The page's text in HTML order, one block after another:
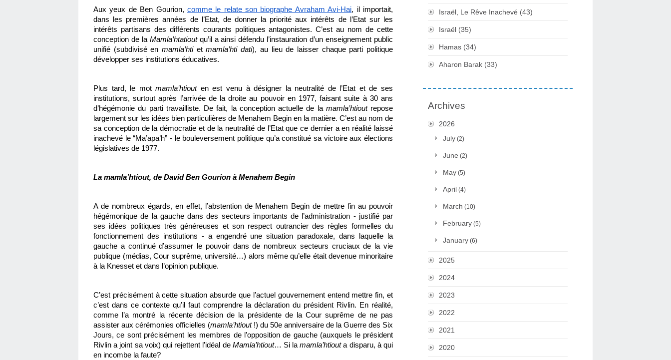
Aux yeux de Ben Gourion, comme le relate son biographe Avraham Avi-Hai, il importait,
dans les premières années de l’Etat, de donner la priorité aux intérêts de l’Etat sur les
intérêts partisans des différents courants politiques antagonistes. C’est au nom de cette
conception de la Mamla’htatiout qu’il a ainsi défendu l’instauration d’un enseignement public
unifié (subdivisé en mamla’hti et mamla’hti dati), au lieu de laisser chaque parti politique
développer ses institutions éducatives.
Plus tard, le mot mamla’htiout en est venu à désigner la neutralité de l’Etat et de ses
institutions, surtout après l’arrivée de la droite au pouvoir en 1977, faisant suite à 30 ans
d’hégémonie du parti travailliste. De fait, la conception actuelle de la mamla’htiout repose
largement sur les idées bien particulières de Menahem Begin en la matière. C’est au nom de
sa conception de la démocratie et de la neutralité de l’Etat que ce dernier a en réalité laissé
inachevé le “Ma’apa’h” - le bouleversement politique qu’a constitué sa victoire aux élections
législatives de 1977.
La mamla’htiout, de David Ben Gourion à Menahem Begin
A de nombreux égards, en effet, l’abstention de Menahem Begin de mettre fin au pouvoir
hégémonique de la gauche dans des secteurs importants de l’administration - justifié par
ses idées politiques très généreuses et son respect outrancier des règles formelles du
fonctionnement des institutions - a engendré une situation paradoxale, dans laquelle la
gauche a continué d’assumer le pouvoir dans de nombreux secteurs cruciaux de la vie
publique (médias, Cour suprême, université…) alors même qu’elle était devenue minoritaire
à la Knesset et dans l’opinion publique.
C’est précisément à cette situation absurde que l’actuel gouvernement entend mettre fin, et
c’est dans ce contexte qu’il faut comprendre la déclaration du président Rivlin. En réalité,
comme l’a montré la récente décision de la présidente de la Cour suprême de ne pas
assister aux cérémonies officielles (mamla’htiout !) du 50e anniversaire de la Guerre des Six
Jours, ce sont précisément les membres de l’opposition de gauche (auxquels le président
Rivlin a joint sa voix) qui rejettent l’idéal de Mamla’htiout… Si la mamla’htiout a disparu, à qui
en incombe la faute?
Israël, Le Rêve Inachevé (43)
Israël (35)
Hamas (34)
Aharon Barak (33)
Archives
2026
July (2)
June (2)
May (5)
April (4)
March (10)
February (5)
January (6)
2025
2024
2023
2022
2021
2020